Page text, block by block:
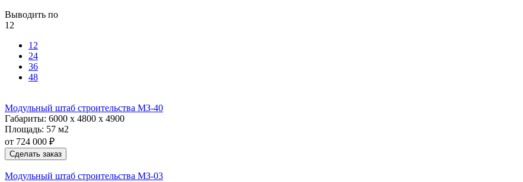
Выводить по
12
12
24
36
48
Модульный штаб строительства МЗ-40
Габариты: 6000 х 4800 х 4900
Площадь: 57 м2
от 724 000 ₽
Сделать заказ
Модульный штаб строительства МЗ-03